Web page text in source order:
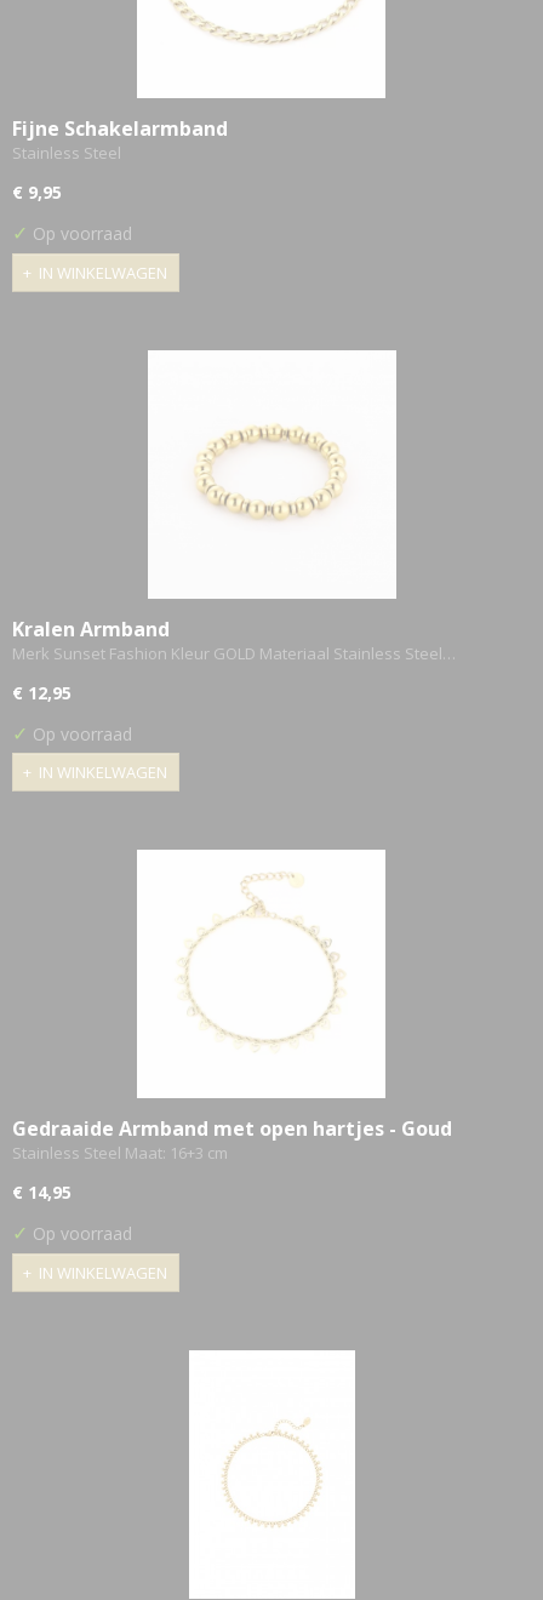
Fijne Schakelarmband
Stainless Steel
€ 9,95
✓ Op voorraad
IN WINKELWAGEN
Kralen Armband
Merk Sunset Fashion Kleur GOLD Materiaal Stainless Steel…
€ 12,95
✓ Op voorraad
IN WINKELWAGEN
Gedraaide Armband met open hartjes - Goud
Stainless Steel Maat: 16+3 cm
€ 14,95
✓ Op voorraad
IN WINKELWAGEN